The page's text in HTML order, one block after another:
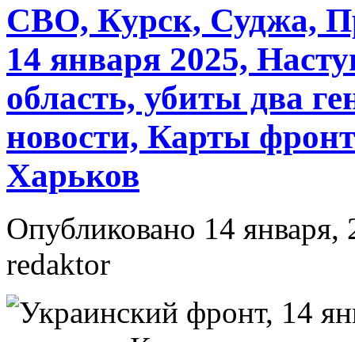
СВО, Курск, Суджа,
14 января 2025,
область, убиты два
новости, Карты
Харьков
Опубликовано 14 января,
redaktor